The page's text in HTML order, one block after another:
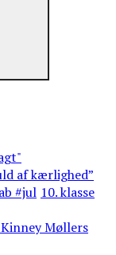
af kærlighed”
#jul 10. klasse
Møllers